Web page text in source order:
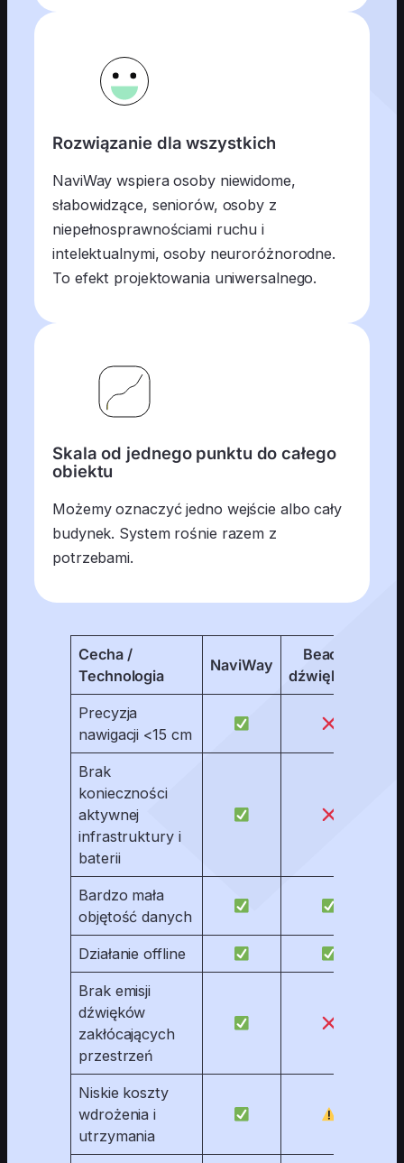
Rozwiązanie dla wszystkich
NaviWay wspiera osoby niewidome,
słabowidzące, seniorów, osoby z
niepełnosprawnościami ruchu i
intelektualnymi, osoby neuroróżnorodne.
To efekt projektowania uniwersalnego.
Skala od jednego punktu do całego
obiektu
Możemy oznaczyć jedno wejście albo cały
budynek. System rośnie razem z
potrzebami.
Cecha /
Technologia
NaviWay
Beacon
dźwiękowy
Precyzja
nawigacji <15 cm
Brak
konieczności
aktywnej
infrastruktury i
baterii
Bardzo mała
objętość danych
Działanie offline
Brak emisji
dźwięków
zakłócających
przestrzeń
Niskie koszty
wdrożenia i
utrzymania